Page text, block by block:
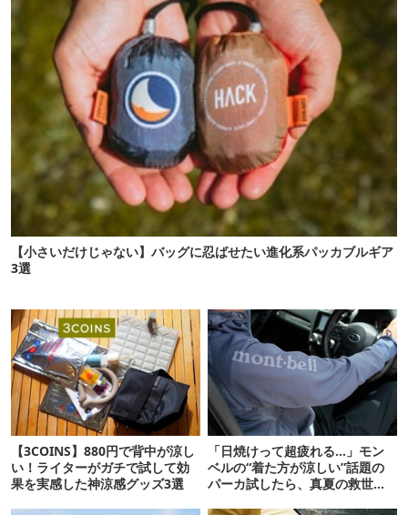
【小さいだけじゃない】バッグに忍ばせたい進化系パッカブルギア
3選
【3COINS】880円で背中が涼し
い！ライターがガチで試して効
果を実感した神涼感グッズ3選
「日焼けって超疲れる…」モン
ベルの“着た方が涼しい”話題の
パーカ試したら、真夏の救世主